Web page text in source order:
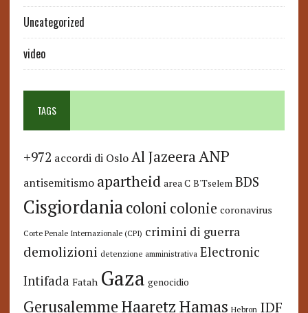
Uncategorized
video
TAGS
+972 accordi di Oslo Al JazeeraANP
antisemitismo apartheid area C B'Tselem BDS
Cisgiordaniacoloni colonie coronavirus
Corte Penale Internazionale (CPI) crimini di guerra
demolizioni detenzione amministrativa Electronic
Intifada Fatah Gaza genocidio
GerusalemmeHaaretzHamas Hebron IDF